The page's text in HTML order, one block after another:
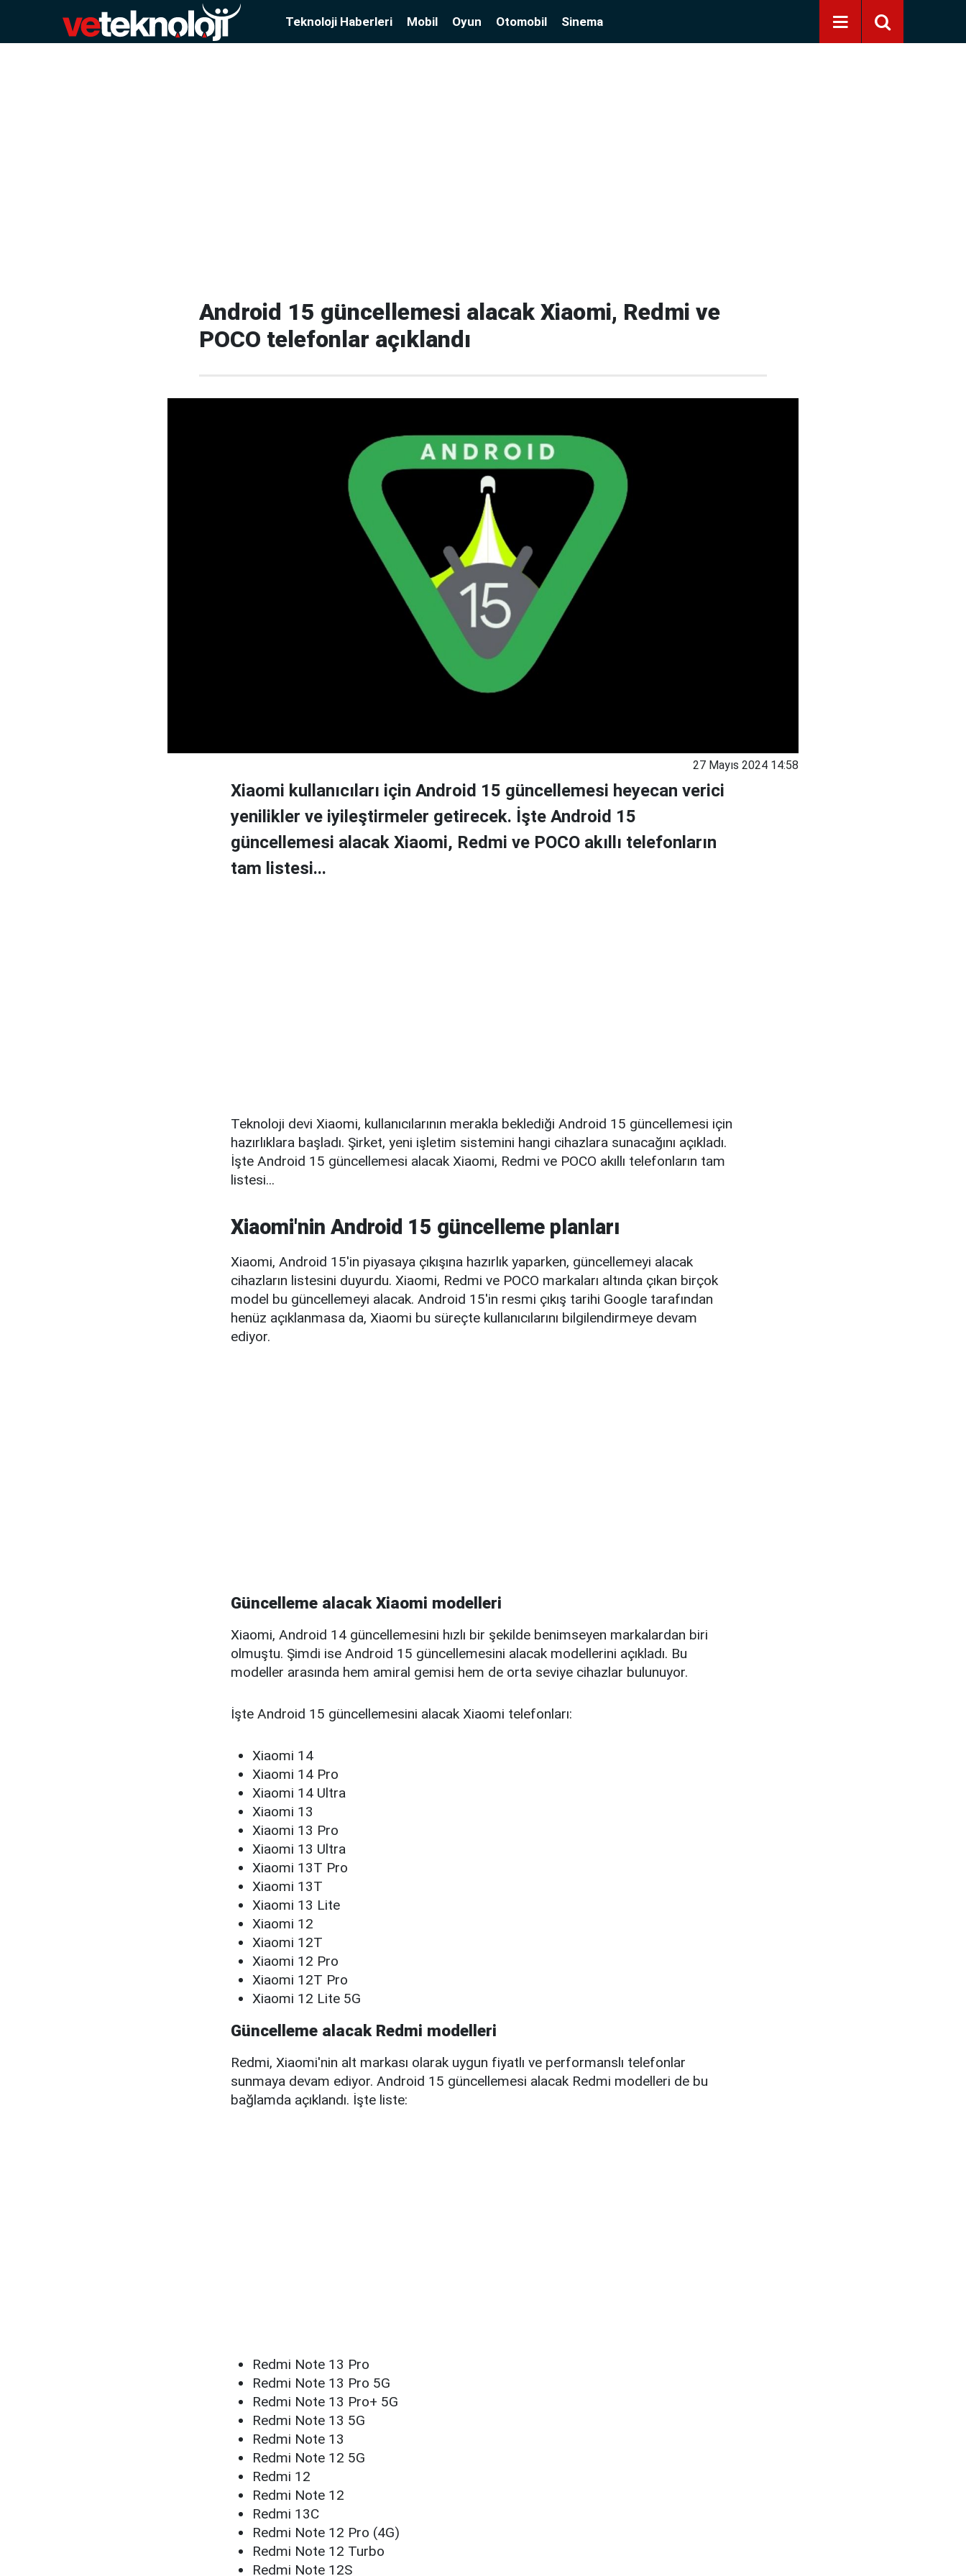
Teknoloji Haberleri Mobil Oyun Otomobil Sinema
Android 15 güncellemesi alacak Xiaomi, Redmi ve
POCO telefonlar açıklandı
27 Mayıs 2024 14:58
Xiaomi kullanıcıları için Android 15 güncellemesi heyecan verici
yenilikler ve iyileştirmeler getirecek. İşte Android 15
güncellemesi alacak Xiaomi, Redmi ve POCO akıllı telefonların
tam listesi...
Teknoloji devi Xiaomi, kullanıcılarının merakla beklediği Android 15 güncellemesi için
hazırlıklara başladı. Şirket, yeni işletim sistemini hangi cihazlara sunacağını açıkladı.
İşte Android 15 güncellemesi alacak Xiaomi, Redmi ve POCO akıllı telefonların tam
listesi...
Xiaomi'nin Android 15 güncelleme planları
Xiaomi, Android 15'in piyasaya çıkışına hazırlık yaparken, güncellemeyi alacak
cihazların listesini duyurdu. Xiaomi, Redmi ve POCO markaları altında çıkan birçok
model bu güncellemeyi alacak. Android 15'in resmi çıkış tarihi Google tarafından
henüz açıklanmasa da, Xiaomi bu süreçte kullanıcılarını bilgilendirmeye devam
ediyor.
Güncelleme alacak Xiaomi modelleri
Xiaomi, Android 14 güncellemesini hızlı bir şekilde benimseyen markalardan biri
olmuştu. Şimdi ise Android 15 güncellemesini alacak modellerini açıkladı. Bu
modeller arasında hem amiral gemisi hem de orta seviye cihazlar bulunuyor.
İşte Android 15 güncellemesini alacak Xiaomi telefonları:
Xiaomi 14
Xiaomi 14 Pro
Xiaomi 14 Ultra
Xiaomi 13
Xiaomi 13 Pro
Xiaomi 13 Ultra
Xiaomi 13T Pro
Xiaomi 13T
Xiaomi 13 Lite
Xiaomi 12
Xiaomi 12T
Xiaomi 12 Pro
Xiaomi 12T Pro
Xiaomi 12 Lite 5G
Güncelleme alacak Redmi modelleri
Redmi, Xiaomi'nin alt markası olarak uygun fiyatlı ve performanslı telefonlar
sunmaya devam ediyor. Android 15 güncellemesi alacak Redmi modelleri de bu
bağlamda açıklandı. İşte liste:
Redmi Note 13 Pro
Redmi Note 13 Pro 5G
Redmi Note 13 Pro+ 5G
Redmi Note 13 5G
Redmi Note 13
Redmi Note 12 5G
Redmi 12
Redmi Note 12
Redmi 13C
Redmi Note 12 Pro (4G)
Redmi Note 12 Turbo
Redmi Note 12S